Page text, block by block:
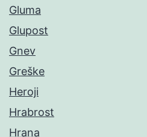
Gluma
Glupost
Gnev
Greške
Heroji
Hrabrost
Hrana